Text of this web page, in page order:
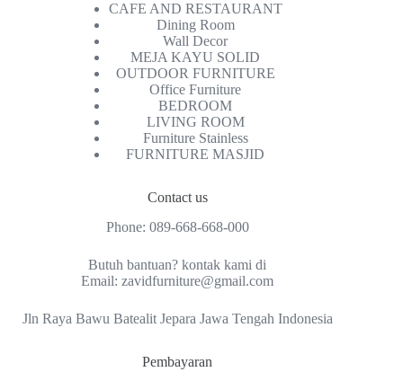
CAFE AND RESTAURANT
Dining Room
Wall Decor
MEJA KAYU SOLID
OUTDOOR FURNITURE
Office Furniture
BEDROOM
LIVING ROOM
Furniture Stainless
FURNITURE MASJID
Contact us
Phone: 089-668-668-000
Butuh bantuan? kontak kami di
Email:zavidfurniture@gmail.com
Jln Raya Bawu Batealit Jepara Jawa Tengah Indonesia
Pembayaran